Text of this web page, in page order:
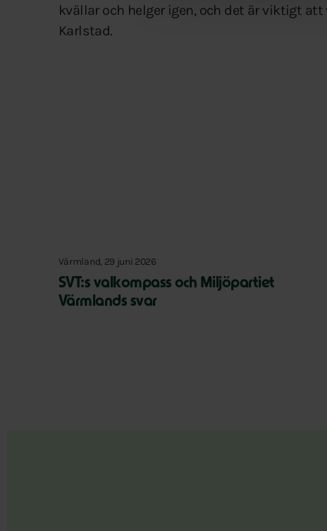
kvällar och helger igen, och det är viktigt
Karlstad.
Värmland, 29 juni 2026
SVT:s valkompass och Miljöpartiet
Värmlands svar